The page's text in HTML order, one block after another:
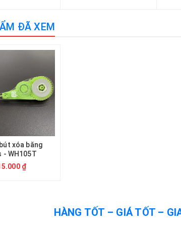
ĐÃ XEM
xóa băng
- WH105T
₫
HÀNG TỐT – GIÁ TỐT –